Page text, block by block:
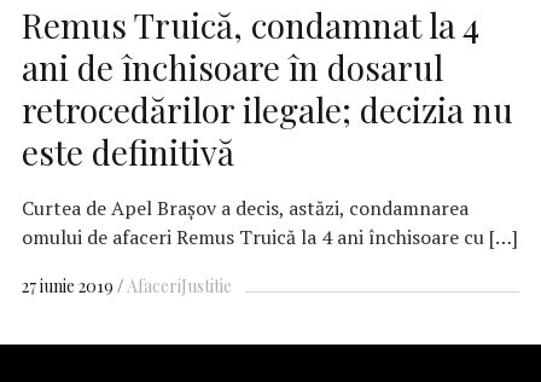
Remus Truică, condamnat la 4
ani de închisoare în dosarul
retrocedărilor ilegale; decizia nu
este definitivă
Curtea de Apel Braşov a decis, astăzi, condamnarea
omului de afaceri Remus Truică la 4 ani închisoare cu […]
27 iunie 2019 AfaceriJustitie